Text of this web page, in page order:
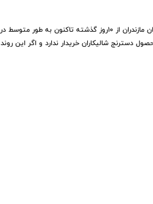
طبق بررسی‌های میدانی و آمار اتحادیه شالیکوبی داران مازندران
محصول دسترنج شالیکاران خریدار ندارد و اگر این